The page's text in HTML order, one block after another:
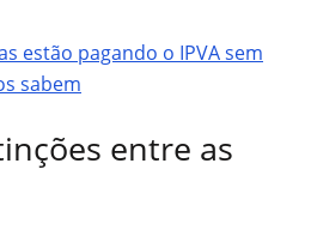
estão pagando o IPVA sem
sabem
entre as